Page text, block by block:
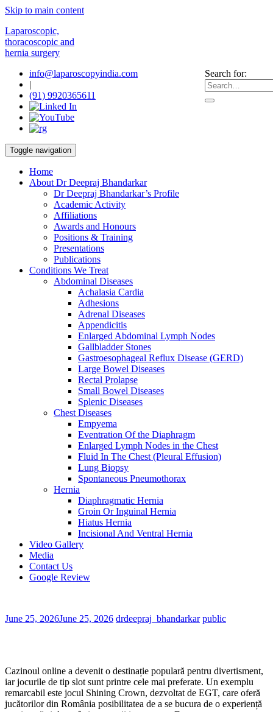
Skip to main content
Laparoscopic,
thoracoscopic and
hernia surgery
Search for:
info@laparoscopyindia.com
|
(91) 9920365611
Toggle navigation
Home
About Dr Deepraj Bhandarkar
Dr Deepraj Bhandarkar’s Profile
Academic Activity
Affiliations
Awards and Honours
Positions & Training
Presentations
Publications
Conditions We Treat
Abdominal Diseases
Achalasia Cardia
Adhesions
Adrenal Diseases
Appendicitis
Enlarged Abdominal Lymph Nodes
Gallbladder Stones
Gastroesophageal Reflux Disease (GERD)
Large Bowel Diseases
Rectal Prolapse
Small Bowel Diseases
Splenic Diseases
Chest Diseases
Empyema
Eventration Of the Diaphragm
Enlarged Lymph Nodes in the Chest
Fluid In The Chest (Pleural Effusion)
Lung Biopsy
Spontaneous Pneumothorax
Hernia
Diaphragmatic Hernia
Groin Or Inguinal Hernia
Hiatus Hernia
Incisional And Ventral Hernia
Video Gallery
Media
Contact Us
Google Review
June 25, 2026June 25, 2026 drdeepraj_bhandarkar public
Cazinoul online a devenit o destinație populară pentru divertisment,
iar jocurile de tip slot sunt printre cele mai preferate. Un exemplu
remarcabil este jocul Shining Crown, dezvoltat de EGT, care oferă
jucătorilor din România posibilitatea de a se bucura de o experiență